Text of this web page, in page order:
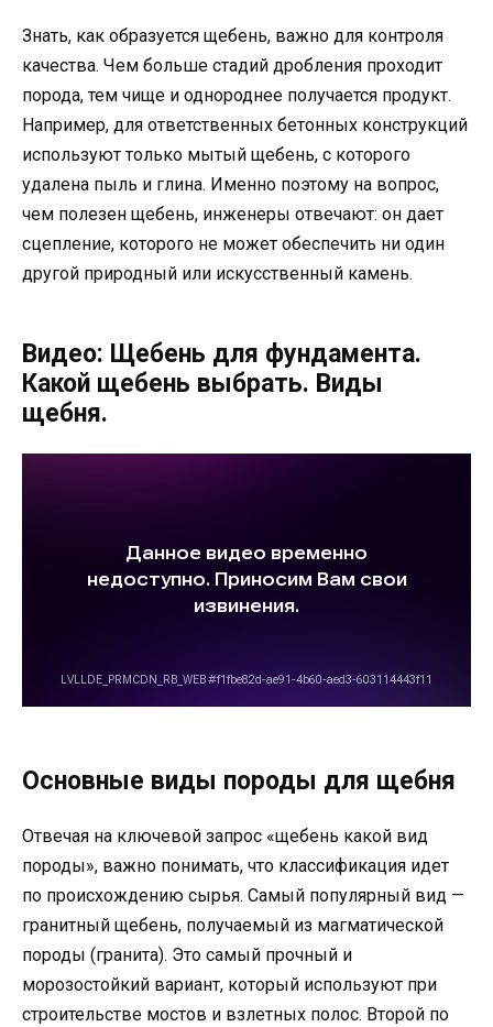
Знать, как образуется щебень, важно для контроля
качества. Чем больше стадий дробления проходит
порода, тем чище и однороднее получается продукт.
Например, для ответственных бетонных конструкций
используют только мытый щебень, с которого
удалена пыль и глина. Именно поэтому на вопрос,
чем полезен щебень, инженеры отвечают: он дает
сцепление, которого не может обеспечить ни один
другой природный или искусственный камень.
Видео: Щебень для фундамента.
Какой щебень выбрать. Виды
щебня.
Основные виды породы для щебня
Отвечая на ключевой запрос «щебень какой вид
породы», важно понимать, что классификация идет
по происхождению сырья. Самый популярный вид —
гранитный щебень, получаемый из магматической
породы (гранита). Это самый прочный и
морозостойкий вариант, который используют при
строительстве мостов и взлетных полос. Второй по